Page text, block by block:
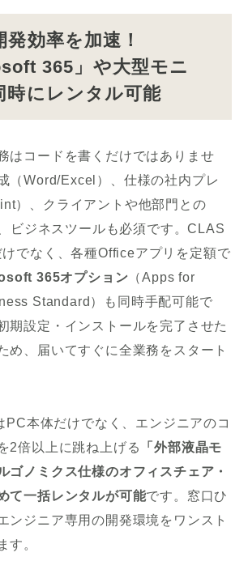
発効率を加速！
365」や大型モニ
時にレンタル可能
はコードを書くだけではありませ
（Word/Excel）、仕様の社内プレ
）、クライアントや他部門との
ビジネスツールも必須です。CLAS
でなく、各種Officeアプリを定額で
365オプション （Apps for
Standard）も同時手配可能で
期設定・インストールを完了させた
め、届いてすぐに全業務をスタート
PC本体だけでなく、エンジニアのコ
2倍以上に跳ね上げる
「外部液晶モ
ゴノミクス仕様のオフィスチェア・
て一括レンタルが可能です。窓口ひ
ンジニア専用の開発環境をワンスト
す。